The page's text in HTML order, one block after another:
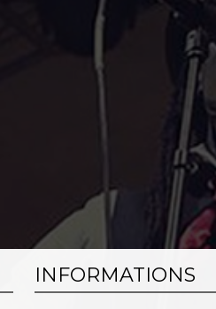
INFORMATIONS